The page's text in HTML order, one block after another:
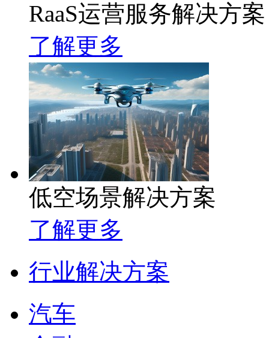
RaaS运营服务解决方案
了解更多
低空场景解决方案
了解更多
行业解决方案
汽车